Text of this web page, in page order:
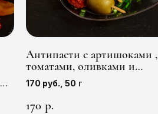
Антипасти с артишоками ,
томатами, оливками и
маслинами
170 руб., 50 г
170 р.